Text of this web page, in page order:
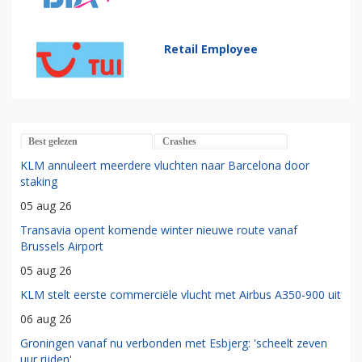
Retail Employee
Best gelezen Crashes
KLM annuleert meerdere vluchten naar Barcelona door
staking
05 aug 26
Transavia opent komende winter nieuwe route vanaf
Brussels Airport
05 aug 26
KLM stelt eerste commerciële vlucht met Airbus A350-900 uit
06 aug 26
Groningen vanaf nu verbonden met Esbjerg: 'scheelt zeven